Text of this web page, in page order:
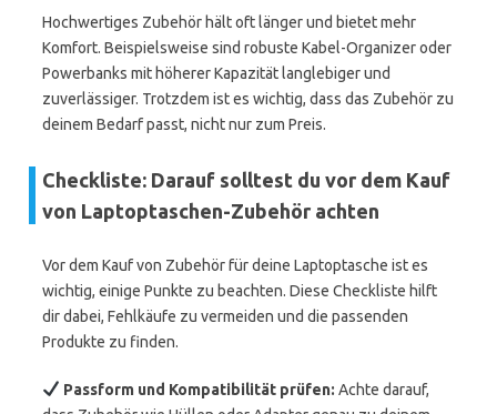
Hochwertiges Zubehör hält oft länger und bietet mehr
Komfort. Beispielsweise sind robuste Kabel-Organizer oder
Powerbanks mit höherer Kapazität langlebiger und
zuverlässiger. Trotzdem ist es wichtig, dass das Zubehör zu
deinem Bedarf passt, nicht nur zum Preis.
Checkliste: Darauf solltest du vor dem Kauf
von Laptoptaschen-Zubehör achten
Vor dem Kauf von Zubehör für deine Laptoptasche ist es
wichtig, einige Punkte zu beachten. Diese Checkliste hilft
dir dabei, Fehlkäufe zu vermeiden und die passenden
Produkte zu finden.
Passform und Kompatibilität prüfen: Achte darauf,